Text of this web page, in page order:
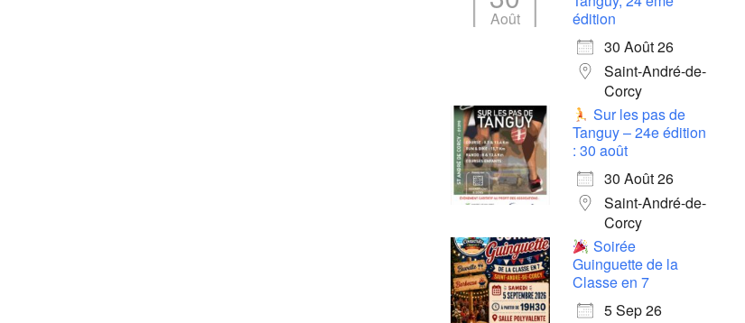
Août
édition
30 Août 26
Saint-André-de-
Corcy
Sur les pas de
Tanguy – 24e édition
: 30 août
30 Août 26
Saint-André-de-
Corcy
Soirée
Guinguette de la
Classe en 7
5 Sep 26